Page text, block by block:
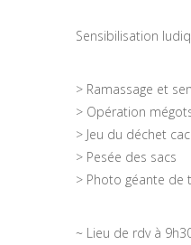
Sensibilisation
> Ramassage et
> Opération
> Jeu du déchet
> Pesée des sacs
> Photo géante de
~ Lieu de rdv à